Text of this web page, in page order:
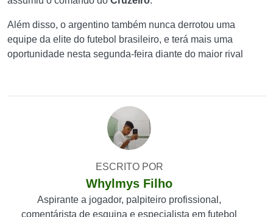
Além disso, o argentino também nunca derrotou uma
equipe da elite do futebol brasileiro, e terá mais uma
oportunidade nesta segunda-feira diante do maior rival
ESCRITO POR
Whylmys Filho
Aspirante a jogador, palpiteiro profissional,
comentárista de esquina e especialista em futebol